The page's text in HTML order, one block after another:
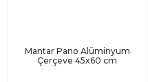
Mantar Pano Alüminyum
Çerçeve 45x60 cm